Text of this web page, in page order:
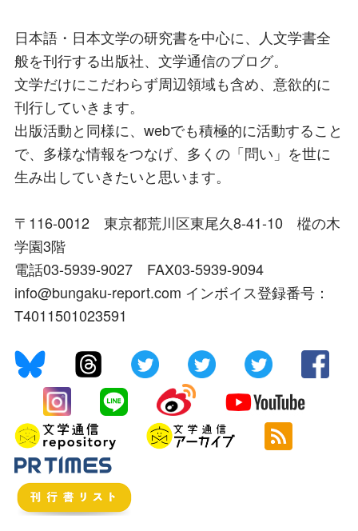
日本語・日本文学の研究書を中心に、人文学書全
般を刊行する出版社、文学通信のブログ。
文学だけにこだわらず周辺領域も含め、意欲的に
刊行していきます。
出版活動と同様に、webでも積極的に活動すること
で、多様な情報をつなげ、多くの「問い」を世に
生み出していきたいと思います。
〒116-0012 東京都荒川区東尾久8-41-10 樅の木
学園3階
電話03-5939-9027 FAX03-5939-9094
info@bungaku-report.com インボイス登録番号：
T4011501023591